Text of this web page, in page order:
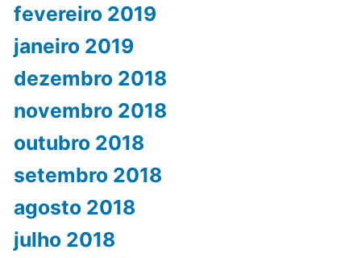
fevereiro 2019
janeiro 2019
dezembro 2018
novembro 2018
outubro 2018
setembro 2018
agosto 2018
julho 2018